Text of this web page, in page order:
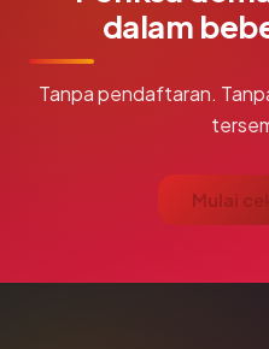
dalam
Tanpa pendaftaran.
Mulai